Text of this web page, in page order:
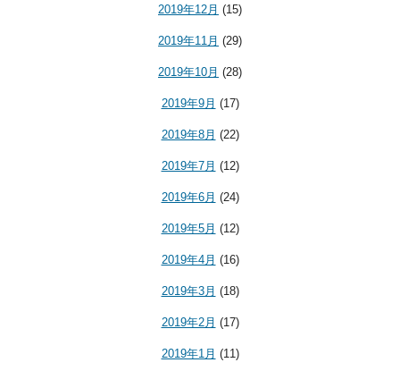
2019年12月 (15)
2019年11月 (29)
2019年10月 (28)
2019年9月 (17)
2019年8月 (22)
2019年7月 (12)
2019年6月 (24)
2019年5月 (12)
2019年4月 (16)
2019年3月 (18)
2019年2月 (17)
2019年1月 (11)